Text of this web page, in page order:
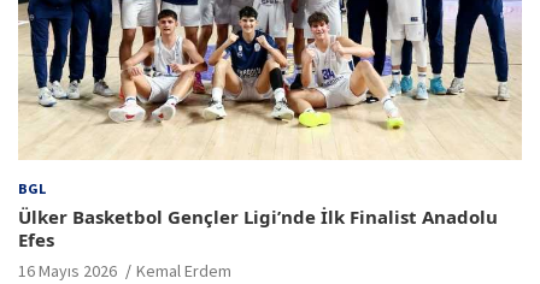
BGL
Ülker Basketbol Gençler Ligi’nde İlk Finalist Anadolu
Efes
16 Mayıs 2026 Kemal Erdem